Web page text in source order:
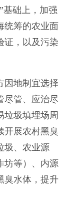
基础上，加强
统筹的农业面
证，以及污染
地制宜选择
尽管、应治尽
垃圾填埋场周
开展农村黑臭
圾、农业源
坊等）、内源
臭水体，提升